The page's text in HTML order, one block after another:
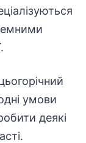
умови
деякі